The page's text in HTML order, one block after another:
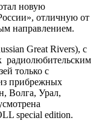
новую
отличную от
направлением.
Great Rivers), c
радиолюбительским
только с
прибрежных
Волга, Урал,
special edition.